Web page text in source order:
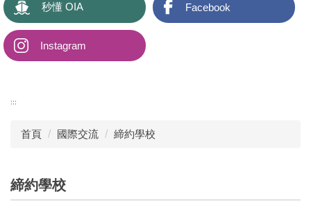
秒懂 OIA Facebook
Instagram
:::
首頁 國際交流 締約學校
締約學校